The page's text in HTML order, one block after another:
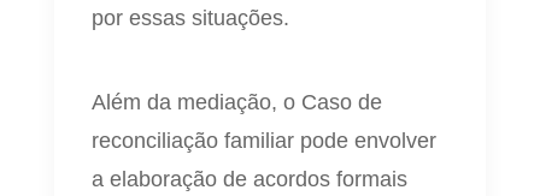
por essas situações.
Além da mediação, o Caso de
reconciliação familiar pode envolver
a elaboração de acordos formais